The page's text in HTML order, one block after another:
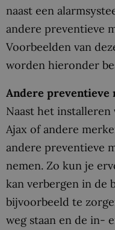
naast een
andere preventieve
Voorbeelden van
worden hieronder
Andere preventieve
Naast het installeren
Ajax of andere
andere preventieve
nemen. Zo kun je
kan verbergen in de
bijvoorbeeld te
weg staan en de in-